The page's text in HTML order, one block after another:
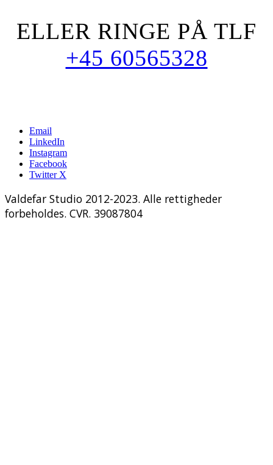
ELLER RINGE PÅ TLF
+45 60565328
Email
LinkedIn
Instagram
Facebook
Twitter X
Valdefar Studio 2012-2023. Alle rettigheder
forbeholdes. CVR. 39087804